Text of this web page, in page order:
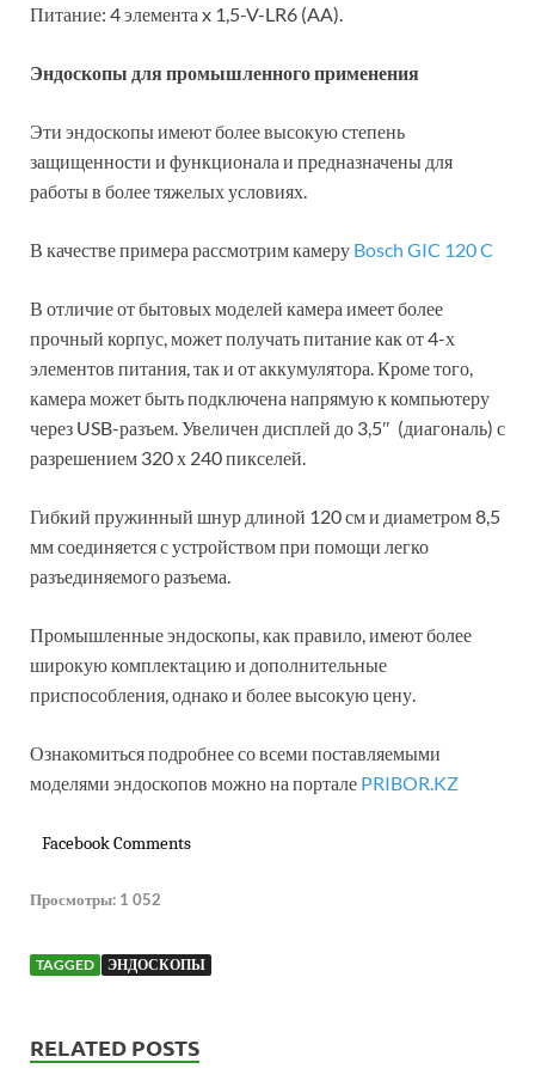
Питание: 4 элемента x 1,5-V-LR6 (AA).
Эндоскопы для промышленного применения
Эти эндоскопы имеют более высокую степень
защищенности и функционала и предназначены для
работы в более тяжелых условиях.
В качестве примера рассмотрим камеру Bosch GIC 120 C
В отличие от бытовых моделей камера имеет более
прочный корпус, может получать питание как от 4-х
элементов питания, так и от аккумулятора. Кроме того,
камера может быть подключена напрямую к компьютеру
через USB-разъем. Увеличен дисплей до 3,5″ (диагональ) с
разрешением 320 х 240 пикселей.
Гибкий пружинный шнур длиной 120 см и диаметром 8,5
мм соединяется с устройством при помощи легко
разъединяемого разъема.
Промышленные эндоскопы, как правило, имеют более
широкую комплектацию и дополнительные
приспособления, однако и более высокую цену.
Ознакомиться подробнее со всеми поставляемыми
моделями эндоскопов можно на портале PRIBOR.KZ
Facebook Comments
Просмотры: 1 052
TAGGED ЭНДОСКОПЫ
RELATED POSTS